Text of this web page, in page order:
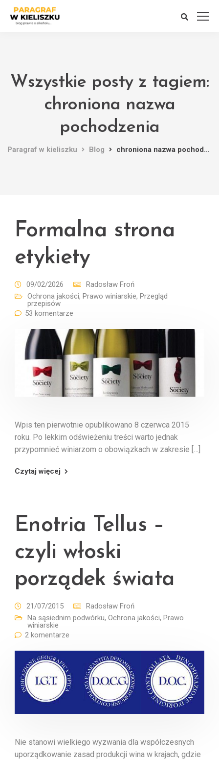
Wszystkie posty z tagiem:
chroniona nazwa
pochodzenia
Paragraf w kieliszku Blog chroniona nazwa pochodzenia
Formalna strona
etykiety
09/02/2026
Radosław Froń
Ochrona jakości, Prawo winiarskie, Przegląd
przepisów
53 komentarze
Wpis ten pierwotnie opublikowano 8 czerwca 2015
roku. Po lekkim odświeżeniu treści warto jednak
przypomnieć winiarzom o obowiązkach w zakresie […]
Czytaj więcej
Enotria Tellus –
czyli włoski
porządek świata
21/07/2015
Radosław Froń
Na sąsiednim podwórku, Ochrona jakości, Prawo
winiarskie
2 komentarze
Nie stanowi wielkiego wyzwania dla współczesnych
uporządkowanie zasad produkcji wina w krajach, gdzie